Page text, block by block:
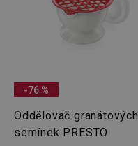
-76 %
Oddělovač granátových
semínek PRESTO